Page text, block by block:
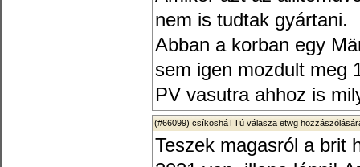
nem is tudtak gyártani.
Abban a korban egy
sem igen mozdult meg
PV vasutra ahhoz is
(#66099) csíkosháTTú válasza etwg
Teszek magasról a brit